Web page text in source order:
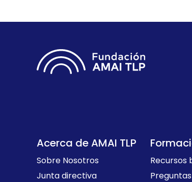
Acerca de AMAI TLP
Sobre Nosotros
Junta directiva
Recursos